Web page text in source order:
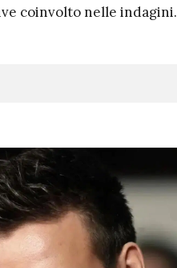
coinvolto nelle indagini.